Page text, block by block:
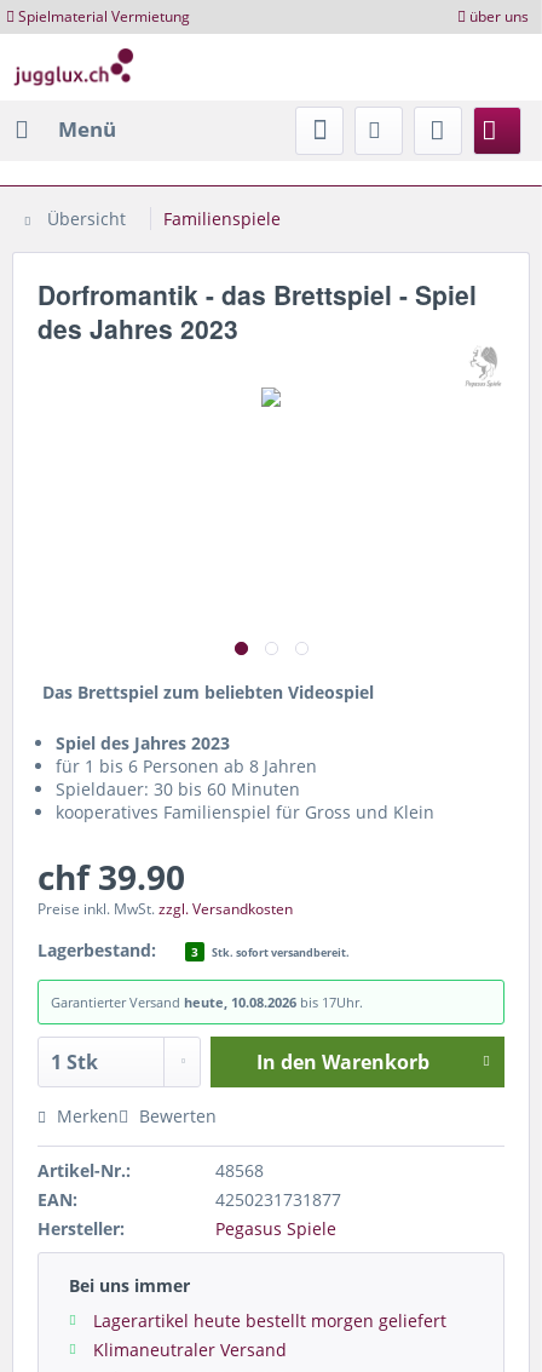
Spielmaterial Vermietung über uns
Menü
Übersicht Familienspiele
Dorfromantik - das Brettspiel - Spiel
des Jahres 2023
Das Brettspiel zum beliebten Videospiel
Spiel des Jahres 2023
für 1 bis 6 Personen ab 8 Jahren
Spieldauer: 30 bis 60 Minuten
kooperatives Familienspiel für Gross und Klein
chf 39.90
Preise inkl. MwSt.zzgl. Versandkosten
Lagerbestand: 3 Stk. sofort versandbereit.
Garantierter Versand heute, 10.08.2026 bis 17Uhr.
In den Warenkorb
Merken Bewerten
Artikel-Nr.:
48568
EAN:
4250231731877
Hersteller:
Pegasus Spiele
Bei uns immer
Lagerartikel heute bestellt morgen geliefert
Klimaneutraler Versand